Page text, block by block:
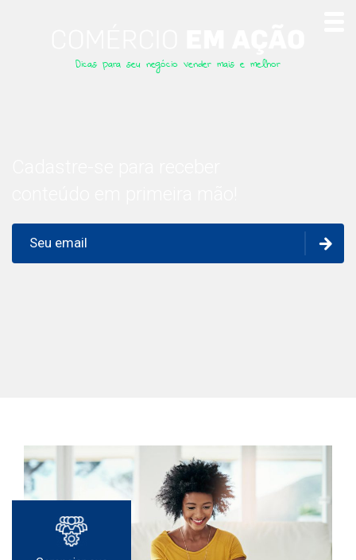
Dicas para seu negócio vender mais e melhor